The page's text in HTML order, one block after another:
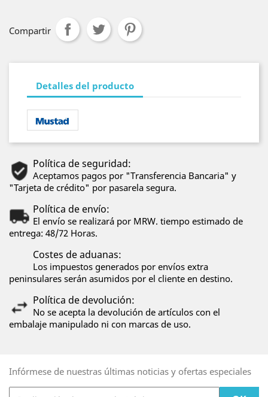
Compartir
Detalles del producto
Política de seguridad:
Aceptamos pagos por "Transferencia Bancaria" y
"Tarjeta de crédito" por pasarela segura.
Política de envío:
El envío se realizará por MRW. tiempo estimado de
entrega: 48/72 Horas.
Costes de aduanas:
Los impuestos generados por envíos extra
peninsulares serán asumidos por el cliente en destino.
Política de devolución:
No se acepta la devolución de artículos con el
embalaje manipulado ni con marcas de uso.
Infórmese de nuestras últimas noticias y ofertas especiales